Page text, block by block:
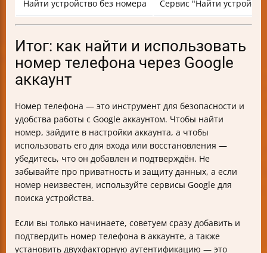
Найти устройство без номера Сервис "Найти
Итог: как найти и использовать
номер телефона через Google
аккаунт
Номер телефона — это инструмент для безопасности и
удобства работы с Google аккаунтом. Чтобы найти
номер, зайдите в настройки аккаунта, а чтобы
использовать его для входа или восстановления —
убедитесь, что он добавлен и подтверждён. Не
забывайте про приватность и защиту данных, а если
номер неизвестен, используйте сервисы Google для
поиска устройства.
Если вы только начинаете, советуем сразу добавить и
подтвердить номер телефона в аккаунте, а также
установить двухфакторную аутентификацию — это